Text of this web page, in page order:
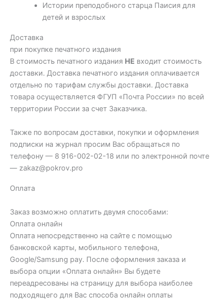
Истории преподобного старца Паисия для
детей и взрослых
Доставка
при покупке печатного издания
В стоимость печатного издания НЕ входит стоимость
доставки. Доставка печатного издания оплачивается
отдельно по тарифам службы доставки. Доставка
товара осуществляется ФГУП «Почта России» по всей
территории России за счет Заказчика.
Также по вопросам доставки, покупки и оформления
подписки на журнал просим Вас обращаться по
телефону — 8 916-002-02-18 или по электронной почте
— zakaz@pokrov.pro
Оплата
Заказ возможно оплатить двумя способами:
Оплата онлайн
Оплата непосредственно на сайте с помощью
банковской карты, мобильного телефона,
Google/Samsung pay. После оформления заказа и
выбора опции «Оплата онлайн» Вы будете
переадресованы на страницу для выбора наиболее
подходящего для Вас способа онлайн оплаты